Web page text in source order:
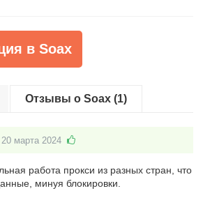
в Soax
Отзывы о Soax (1)
марта 2024
работа прокси из разных стран, что
минуя блокировки.